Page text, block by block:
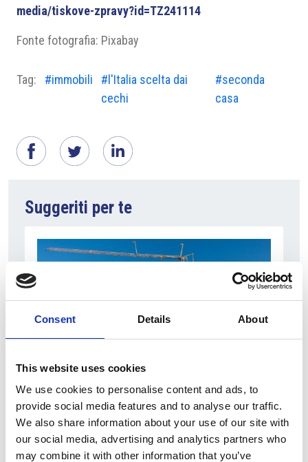
Consent Details About
This website uses cookies
We use cookies to personalise content and ads, to
provide social media features and to analyse our traffic.
We also share information about your use of our site with
our social media, advertising and analytics partners who
may combine it with other information that you’ve
media/tiskove-zpravy?id=TZ241114
Fonte fotografia: Pixabay
Tag: #immobili
#l'Italia scelta dai
cechi
#seconda
casa
Suggeriti per te
Nel primo semestre è aumentata fortemente la
costruzione di nuove abitazioni
Repubblica Ceca